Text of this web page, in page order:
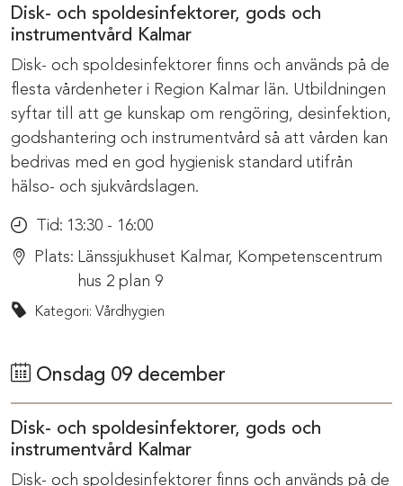
Disk- och spoldesinfektorer, gods och
instrumentvård Kalmar
Disk- och spoldesinfektorer finns och används på de
flesta vårdenheter i Region Kalmar län. Utbildningen
syftar till att ge kunskap om rengöring, desinfektion,
godshantering och instrumentvård så att vården kan
bedrivas med en god hygienisk standard utifrån
hälso- och sjukvårdslagen.
Tid: 13:30 - 16:00
Plats: Länssjukhuset Kalmar, Kompetenscentrum
hus 2 plan 9
Kategori: Vårdhygien
Onsdag 09 december
Disk- och spoldesinfektorer, gods och
instrumentvård Kalmar
Disk- och spoldesinfektorer finns och används på de